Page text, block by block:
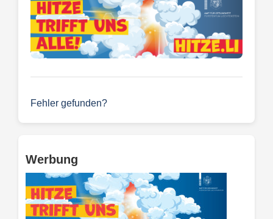
Fehler gefunden?
Werbung